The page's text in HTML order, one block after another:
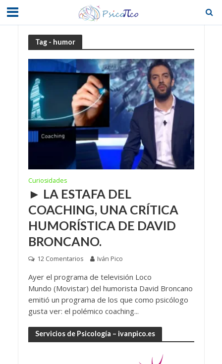
Tag - humor
Curiosidades
► LA ESTAFA DEL
COACHING, UNA CRÍTICA
HUMORÍSTICA DE DAVID
BRONCANO.
12 Comentarios Iván Pico
Ayer el programa de televisión Loco
Mundo (Movistar) del humorista David Broncano
emitió un programa de los que como psicólogo
gusta ver: el polémico coaching...
Servicios de Psicología – ivanpico.es